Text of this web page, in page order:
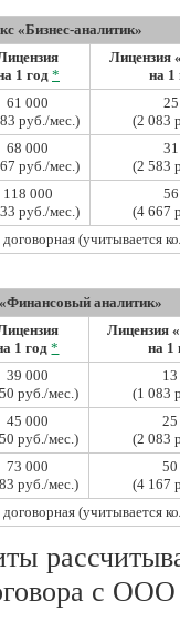
«Бизнес-аналитик»
1 год *
Лицензия
на 1
61 000
руб./мес.)
(2 083
68 000
руб./мес.)
(2 583
118 000
руб./мес.)
(4 667
(учитывается
аналитик»
1 год*
Лицензия
на 1
39 000
руб./мес.)
(1 083
45 000
руб./мес.)
(2 083
73 000
руб./мес.)
(4 167
(учитывается
с